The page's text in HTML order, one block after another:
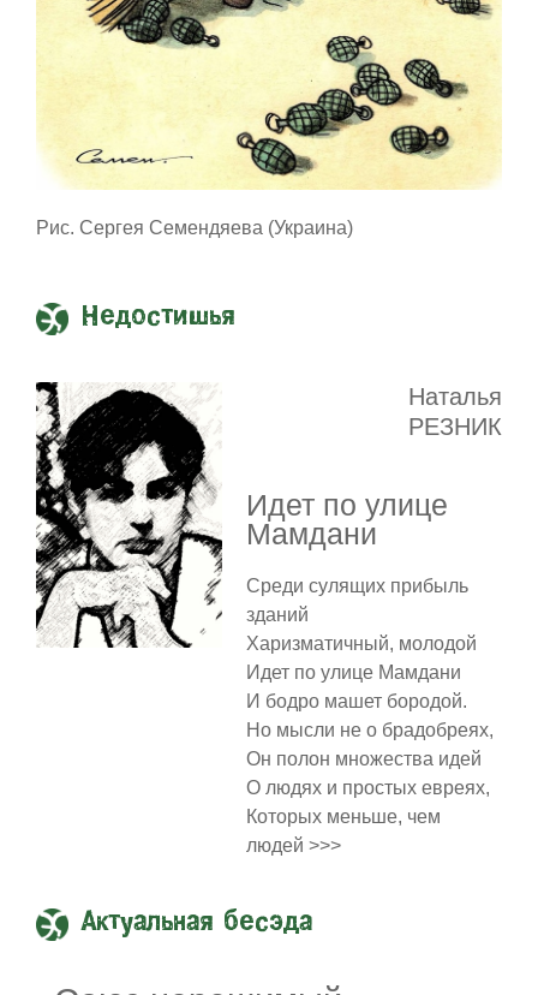
Рис. Сергея Семендяева (Украина)
Недостишья
Наталья
РЕЗНИК
Идет по улице
Мамдани
Среди сулящих прибыль
зданий
Харизматичный, молодой
Идет по улице Мамдани
И бодро машет бородой.
Но мысли не о брадобреях,
Он полон множества идей
О людях и простых евреях,
Которых меньше, чем
людей >>>
Актуальная бесэда